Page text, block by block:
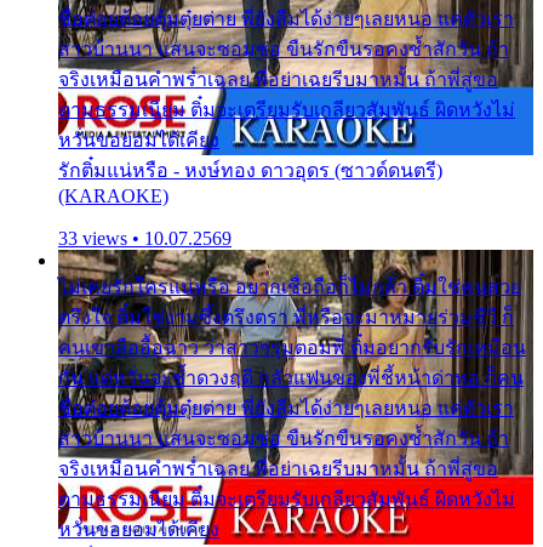
ชื่อต๋อยต้อยตุ้มตุ๋ยต่าย พี่ยังลืมได้ง่ายๆเลยหนอ แค่ตัวเรา
สาวบ้านนา แสนจะซอมซ่อ ขืนรักขืนรอคงช้ำสักวัน ถ้า
จริงเหมือนคำพร่ำเฉลย พี่อย่าเฉยรีบมาหมั้น ถ้าพี่สู่ขอ
ตามธรรมเนียม ติ๋มจะเตรียมรับเกลียวสัมพันธ์ ผิดหวังไม่
หวั่นขอยอมได้เคียง
รักติ๋มแน่หรือ - หงษ์ทอง ดาวอุดร (ซาวด์ดนตรี)
(KARAOKE)
33 views • 10.07.2569
ไม่เคยรักใครแน่หรือ อยากเชื่อถือก็ไม่กล้า ติ๋มใช่คนสวย
ตรึงใจ ติ๋มใช่งามซึ้งตรึงตรา พี่หรือจะมาหมายร่วมชีวี ก็
คนเขาลืออื้อฉาว ว่าสาวๆรุมตอมพี่ ติ๋มอยากรับรักเหมือน
กัน แต่หวั่นจะช้ำดวงฤดี กลัวแฟนของพี่ชี้หน้าด่าทอ ก็คน
ชื่อต๋อยต้อยตุ้มตุ๋ยต่าย พี่ยังลืมได้ง่ายๆเลยหนอ แค่ตัวเรา
สาวบ้านนา แสนจะซอมซ่อ ขืนรักขืนรอคงช้ำสักวัน ถ้า
จริงเหมือนคำพร่ำเฉลย พี่อย่าเฉยรีบมาหมั้น ถ้าพี่สู่ขอ
ตามธรรมเนียม ติ๋มจะเตรียมรับเกลียวสัมพันธ์ ผิดหวังไม่
หวั่นขอยอมได้เคียง